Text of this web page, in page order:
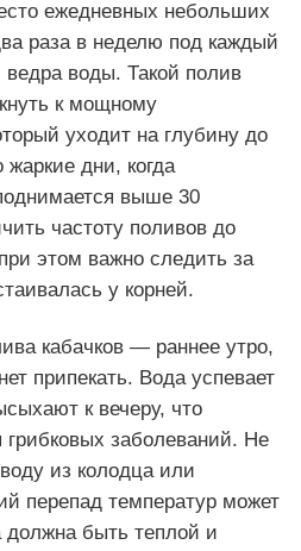
ежедневных небольших
раза в неделю под каждый
ведра воды. Такой полив
к мощному
уходит на глубину до
дни, когда
выше 30
частоту поливов до
этом важно следить за
у корней.
кабачков — раннее утро,
припекать. Вода успевает
к вечеру, что
грибковых заболеваний. Не
из колодца или
перепад температур может
должна быть теплой и